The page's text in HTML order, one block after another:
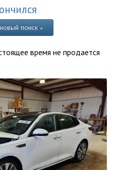
поиск »
время не продается